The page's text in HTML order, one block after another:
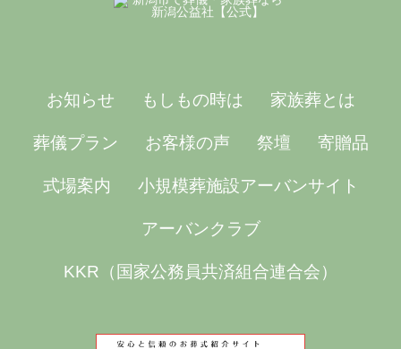
お知らせ もしもの時は 家族葬とは
葬儀プラン お客様の声 祭壇 寄贈品
式場案内 小規模葬施設アーバンサイト
アーバンクラブ
KKR（国家公務員共済組合連合会）